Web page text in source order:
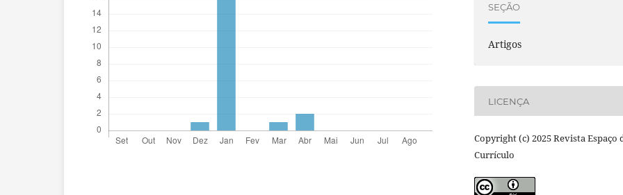
SEÇÃO
Artigos
LICENÇA
Copyright (c) 2025 Revista Espaço
Currículo